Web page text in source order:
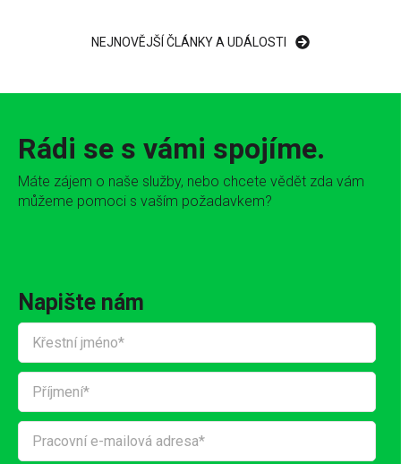
NEJNOVĚJŠÍ ČLÁNKY A UDÁLOSTI
Rádi se s vámi spojíme.
Máte zájem o naše služby, nebo chcete vědět zda vám
můžeme pomoci s vaším požadavkem?
Napište nám